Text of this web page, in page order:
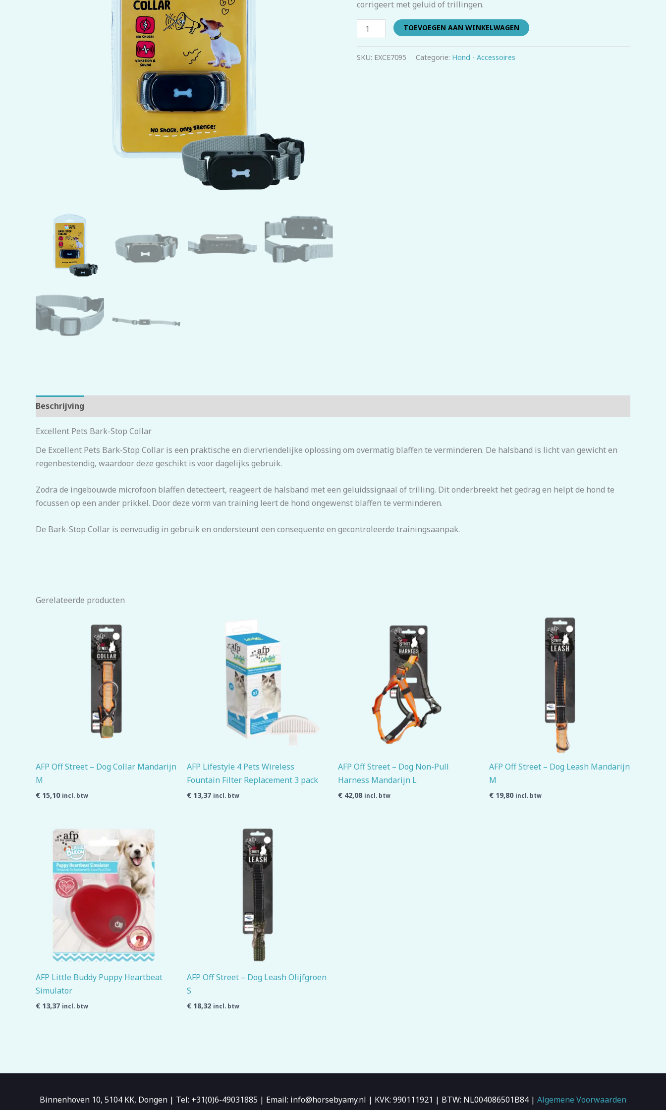
corrigeert met geluid of trillingen.
TOEVOEGEN AAN WINKELWAGEN
SKU: EXCE7095 Categorie: Hond - Accessoires
Beschrijving
Excellent Pets Bark-Stop Collar
De Excellent Pets Bark-Stop Collar is een praktische en diervriendelijke oplossing om overmatig blaffen te verminderen. De halsband is licht van gewicht en
regenbestendig, waardoor deze geschikt is voor dagelijks gebruik.
Zodra de ingebouwde microfoon blaffen detecteert, reageert de halsband met een geluidssignaal of trilling. Dit onderbreekt het gedrag en helpt de hond te
focussen op een ander prikkel. Door deze vorm van training leert de hond ongewenst blaffen te verminderen.
De Bark-Stop Collar is eenvoudig in gebruik en ondersteunt een consequente en gecontroleerde trainingsaanpak.
Gerelateerde producten
AFP Off Street – Dog Collar Mandarijn
M
€ 15,10 incl. btw
AFP Lifestyle 4 Pets Wireless
Fountain Filter Replacement 3 pack
€ 13,37 incl. btw
AFP Off Street – Dog Non-Pull
Harness Mandarijn L
€ 42,08 incl. btw
AFP Off Street – Dog Leash Mandarijn
M
€ 19,80 incl. btw
AFP Little Buddy Puppy Heartbeat
Simulator
€ 13,37 incl. btw
AFP Off Street – Dog Leash Olijfgroen
S
€ 18,32 incl. btw
Binnenhoven 10, 5104 KK, Dongen | Tel: +31(0)6-49031885 | Email: info@horsebyamy.nl | KVK: 990111921 | BTW: NL004086501B84 | Algemene Voorwaarden